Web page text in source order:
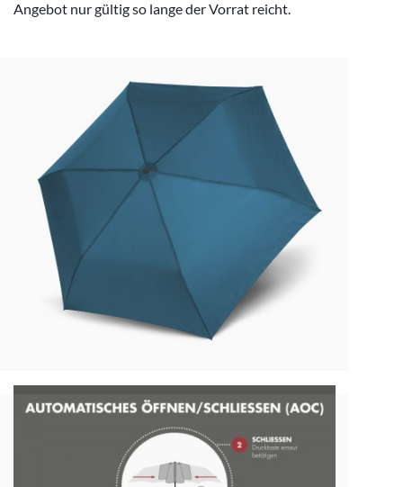
Angebot nur gültig so lange der Vorrat reicht.